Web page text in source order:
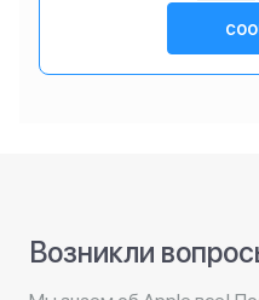
Возникли